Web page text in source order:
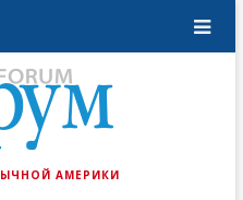
АМЕРИКИ